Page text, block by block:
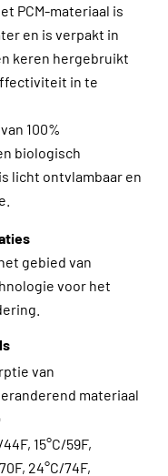
PCM-materiaal is
en is verpakt in
keren hergebruikt
in te
100%
biologisch
licht ontvlambaar en
gebied van
voor het
van
materiaal
15°C/59F,
24°C/74F,